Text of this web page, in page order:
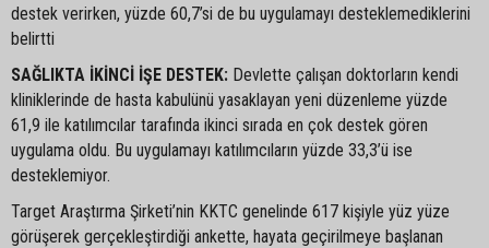
destek verirken, yüzde 60,7’si de bu uygulamayı desteklemediklerini
belirtti
SAĞLIKTA İKİNCİ İŞE DESTEK: Devlette çalışan doktorların kendi
kliniklerinde de hasta kabulünü yasaklayan yeni düzenleme yüzde
61,9 ile katılımcılar tarafında ikinci sırada en çok destek gören
uygulama oldu. Bu uygulamayı katılımcıların yüzde 33,3’ü ise
desteklemiyor.
Target Araştırma Şirketi’nin KKTC genelinde 617 kişiyle yüz yüze
görüşerek gerçekleştirdiği ankette, hayata geçirilmeye başlanan